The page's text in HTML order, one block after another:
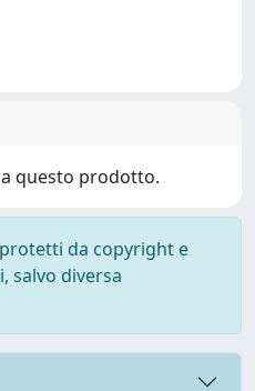
questo prodotto.
da copyright e
salvo diversa